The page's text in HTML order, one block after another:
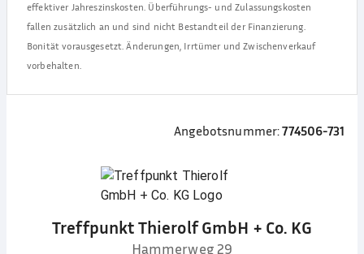
effektiver Jahreszinskosten. Überführungs- und Zulassungskosten
fallen zusätzlich an und sind nicht Bestandteil der Finanzierung.
Bonität vorausgesetzt. Änderungen, Irrtümer und Zwischenverkauf
vorbehalten.
Angebotsnummer:774506-731
Treffpunkt Thierolf GmbH + Co. KG
Hammerweg 29